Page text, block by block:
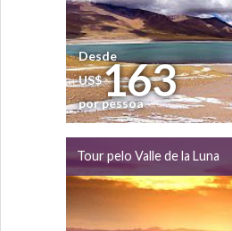
Desde
US$163
por pessoa
Tour pelo Valle de la Luna